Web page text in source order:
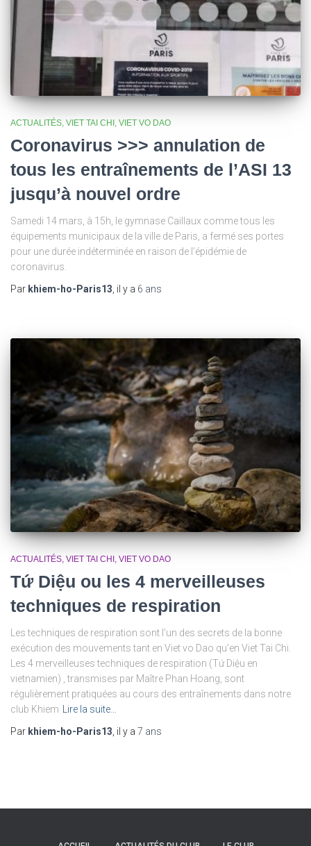
ACTUALITÉS VIET TAI CHI VIET VO DAO
Coronavirus >>> annulation de
tous les entraînements de l’ASI 13
jusqu’à nouvel ordre
Samedi 14 mars, à 15h, le gymnase Caillaux comme tous les
équipements municipaux de la ville de Paris, a fermé ses portes
pour une durée indéterminée en raison de l’épidémie de
coronavirus.
Par khiem-ho-Paris13 , il y a 6 ans
ACTUALITÉS VIET TAI CHI VIET VO DAO
Tứ Diệu ou les 4 merveilleuses
techniques de respiration
Les techniques de respiration sont l’un des secrets de la bonne
exécution des mouvements tant en Viet vo Dao qu’en Viet Tai Chi.
Les 4 merveilleuses techniques de respiration (Tứ Diệu en
vietnamien) , transmises par Maître Phan Hoang, sont
régulièrement pratiquées au cours des entraînements dans notre
club Khiem Lire la suite…
Par khiem-ho-Paris13 , il y a 7 ans